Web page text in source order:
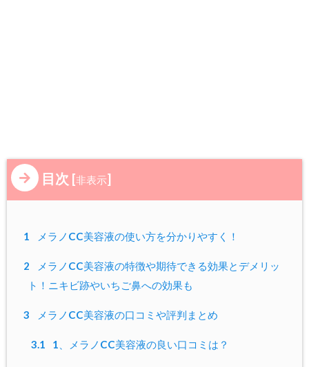
目次 [非表示]
1 メラノCC美容液の使い方を分かりやすく！
2
メラノCC美容液の特徴や期待できる効果とデメリッ
ト！ニキビ跡やいちご鼻への効果も
3 メラノCC美容液の口コミや評判まとめ
3.1 1、メラノCC美容液の良い口コミは？